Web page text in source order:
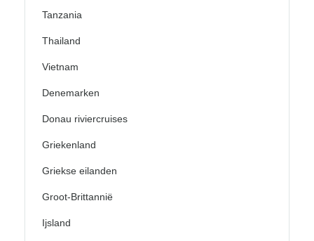
Tanzania
Thailand
Vietnam
Denemarken
Donau riviercruises
Griekenland
Griekse eilanden
Groot-Brittannië
Ijsland